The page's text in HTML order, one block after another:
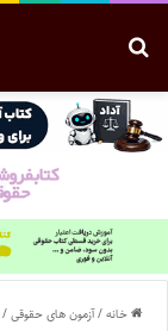
خانه/آزمون های حقوقی/